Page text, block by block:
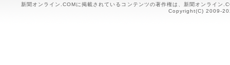
新聞オンライン.COMに掲載されているコンテンツの著作権は、新聞オンライン
Copyright(C) 2009-